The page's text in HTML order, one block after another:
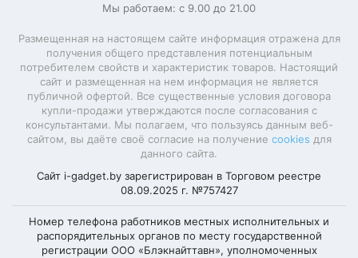
Мы работаем: с 9.00 до 21.00
Размещенная на настоящем сайте информация отражена для
получения общего представления потенциальным
потребителем свойств и характеристик товаров. Настоящий
сайт и размещенная на нем информация не является
публичной офертой. Все существенные условия договора
купли-продажи утверждаются после согласования с
консультантами. Мы полагаем, что пользуясь данным веб-
сайтом, вы даёте своё согласие на получение cookies для
данного сайта.
Сайт i-gadget.by зарегистрирован в Торговом реестре
08.09.2025 г. №757427
Номер телефона работников местных исполнительных и
распорядительных органов по месту государственной
регистрации ООО «Блэкнайттавн», уполномоченных